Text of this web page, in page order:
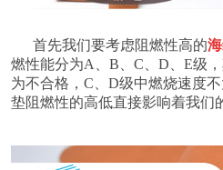
首先我们要考虑阻燃性高的
燃性能分为A、B、C、D、E级
为不合格，C、D级中燃烧速度
垫阻燃性的高低直接影响着我们